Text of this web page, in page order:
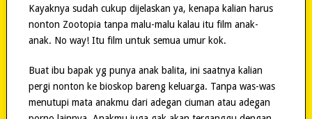
Kayaknya sudah cukup dijelaskan ya, kenapa kalian harus
nonton Zootopia tanpa malu-malu kalau itu film anak-
anak. No way! Itu film untuk semua umur kok.
Buat ibu bapak yg punya anak balita, ini saatnya kalian
pergi nonton ke bioskop bareng keluarga. Tanpa was-was
menutupi mata anakmu dari adegan ciuman atau adegan